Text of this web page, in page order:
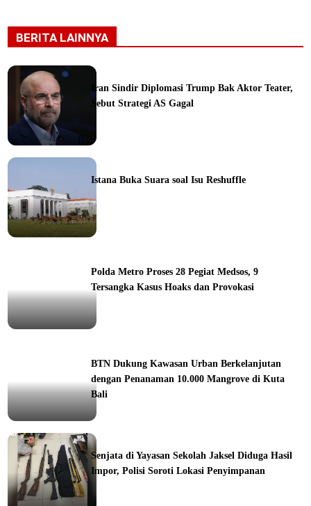
BERITA LAINNYA
Iran Sindir Diplomasi Trump Bak Aktor Teater,
Sebut Strategi AS Gagal
Istana Buka Suara soal Isu Reshuffle
Polda Metro Proses 28 Pegiat Medsos, 9
Tersangka Kasus Hoaks dan Provokasi
BTN Dukung Kawasan Urban Berkelanjutan
dengan Penanaman 10.000 Mangrove di Kuta
Bali
Senjata di Yayasan Sekolah Jaksel Diduga Hasil
Impor, Polisi Soroti Lokasi Penyimpanan